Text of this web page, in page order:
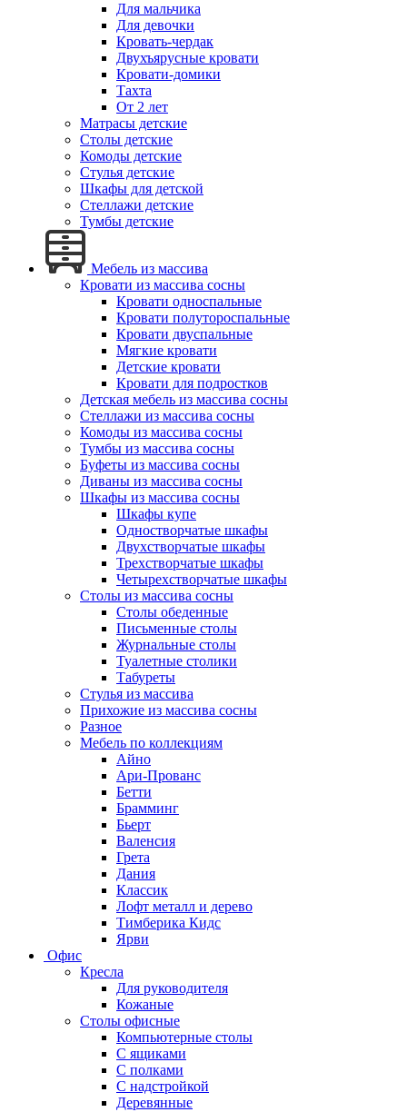
Для мальчика
Для девочки
Кровать-чердак
Двухъярусные кровати
Кровати-домики
Тахта
От 2 лет
Матрасы детские
Столы детские
Комоды детские
Стулья детские
Шкафы для детской
Стеллажи детские
Тумбы детские
Мебель из массива
Кровати из массива сосны
Кровати односпальные
Кровати полутороспальные
Кровати двуспальные
Мягкие кровати
Детские кровати
Кровати для подростков
Детская мебель из массива сосны
Стеллажи из массива сосны
Комоды из массива сосны
Тумбы из массива сосны
Буфеты из массива сосны
Диваны из массива сосны
Шкафы из массива сосны
Шкафы купе
Одностворчатые шкафы
Двухстворчатые шкафы
Трехстворчатые шкафы
Четырехстворчатые шкафы
Столы из массива сосны
Столы обеденные
Письменные столы
Журнальные столы
Туалетные столики
Табуреты
Стулья из массива
Прихожие из массива сосны
Разное
Мебель по коллекциям
Айно
Ари-Прованс
Бетти
Брамминг
Бьерт
Валенсия
Грета
Дания
Классик
Лофт металл и дерево
Тимберика Кидс
Ярви
Офис
Кресла
Для руководителя
Кожаные
Столы офисные
Компьютерные столы
С ящиками
С полками
С надстройкой
Деревянные